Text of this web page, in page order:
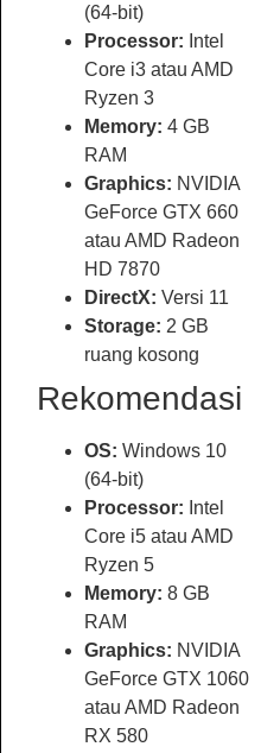
(64-bit)
Processor: Intel
Core i3 atau AMD
Ryzen 3
Memory: 4 GB
RAM
Graphics: NVIDIA
GeForce GTX 660
atau AMD Radeon
HD 7870
DirectX: Versi 11
Storage: 2 GB
ruang kosong
Rekomendasi
OS: Windows 10
(64-bit)
Processor: Intel
Core i5 atau AMD
Ryzen 5
Memory: 8 GB
RAM
Graphics: NVIDIA
GeForce GTX 1060
atau AMD Radeon
RX 580